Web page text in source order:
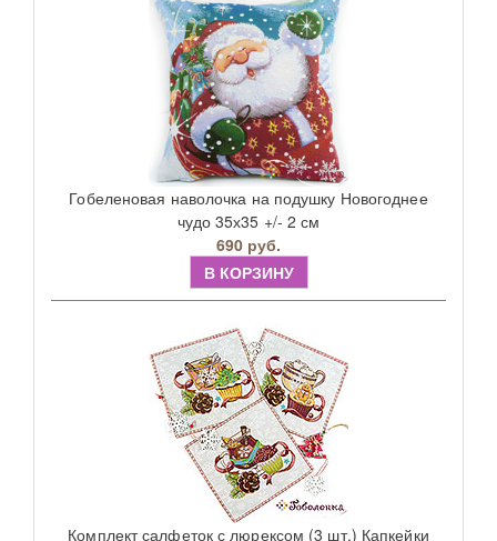
Гобеленовая наволочка на подушку Новогоднее
чудо 35х35 +/- 2 см
690 руб.
В КОРЗИНУ
Комплект салфеток с люрексом (3 шт.) Капкейки